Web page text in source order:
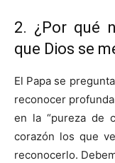
2. ¿Por qué
que Dios se
El Papa se
reconocer
en la “pureza de
corazón los que
reconocerlo.